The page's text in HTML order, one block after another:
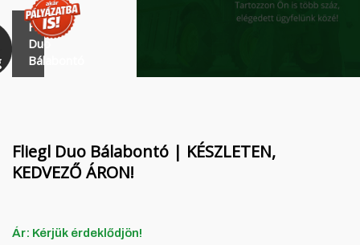
Egyéb kiegészítők
Rólunk
Elérhetőség
Fliegl
Duo
Bálabontó
Fliegl Duo Bálabontó | KÉSZLETEN,
KEDVEZŐ ÁRON!
Ár: Kérjük érdeklődjön!